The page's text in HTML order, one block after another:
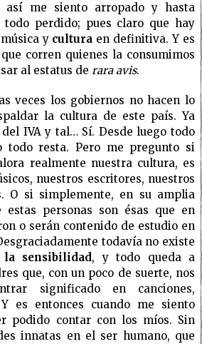
así me siento arropado y hasta
todo perdido; pues claro que hay
y cultura en definitiva. Y es
corren quienes la consumimos
al estatus de rara avis.
veces los gobiernos no hacen lo
la cultura de este país. Ya
del IVA y tal… Sí. Desde luego todo
todo resta. Pero me pregunto si
realmente nuestra cultura, es
nuestros escritores, nuestros
O si simplemente, en su amplia
estas personas son ésas que en
o serán contenido de estudio en
todavía no existe
la sensibilidad, y todo queda a
que, con un poco de suerte, nos
significado en canciones,
es entonces cuando me siento
podido contar con los míos. Sin
innatas en el ser humano, que